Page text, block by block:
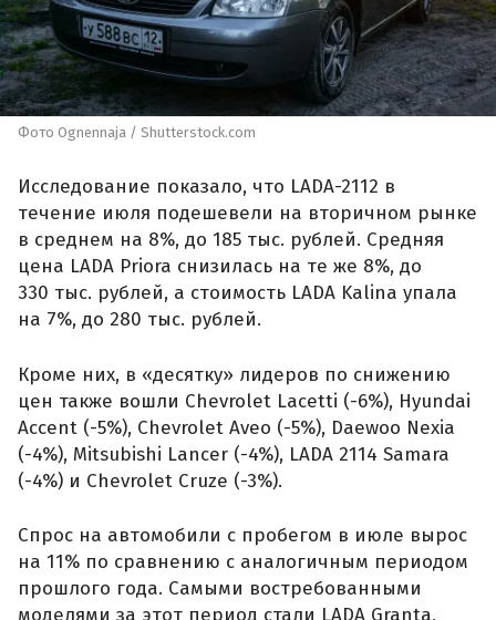
Фото Ognennaja / Shutterstock.com
Исследование показало, что LADA-2112 в
течение июля подешевели на вторичном рынке
в среднем на 8%, до 185 тыс. рублей. Средняя
цена LADA Priora снизилась на те же 8%, до
330 тыс. рублей, а стоимость LADA Kalina упала
на 7%, до 280 тыс. рублей.
Кроме них, в «десятку» лидеров по снижению
цен также вошли Chevrolet Lacetti (-6%), Hyundai
Accent (-5%), Chevrolet Aveo (-5%), Daewoo Nexia
(-4%), Mitsubishi Lancer (-4%), LADA 2114 Samara
(-4%) и Chevrolet Cruze (-3%).
Спрос на автомобили с пробегом в июле вырос
на 11% по сравнению с аналогичным периодом
прошлого года. Самыми востребованными